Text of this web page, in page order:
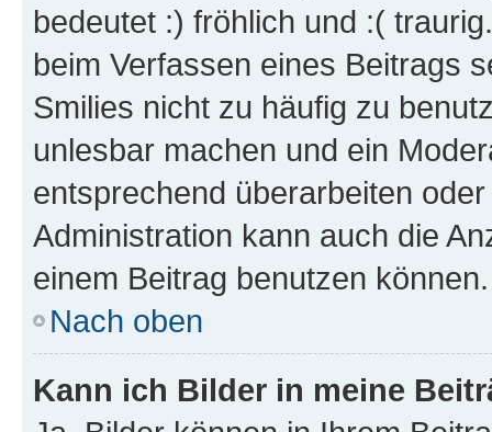
bedeutet :) fröhlich und :(
beim Verfassen eines Beitrags
Smilies nicht zu häufig zu
unlesbar machen und ein
entsprechend überarbeiten
Administration kann auch die
einem Beitrag benutzen können.
Nach oben
Kann ich Bilder in meine